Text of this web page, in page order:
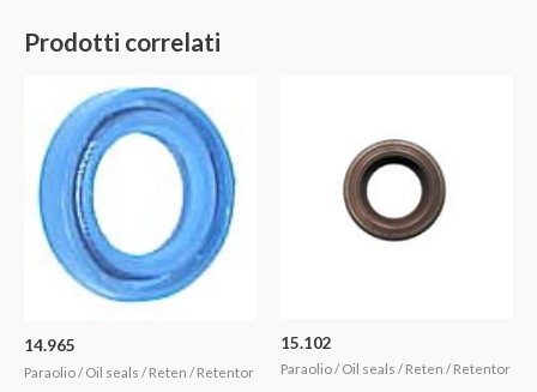
Prodotti correlati
14.965
Paraolio / Oil seals / Reten / Retentor
15.102
Paraolio / Oil seals / Reten / Retentor